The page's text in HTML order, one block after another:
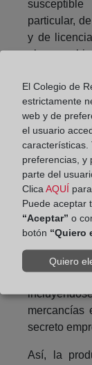
particular,
y de
alcance
Define, por
obtención,
tutela y por
medidas
otro, las
secretos
mercancías
secreto
Así, la
El Colegio de
estrictamente
web y de
el usuario
características.
preferencias, y
parte del
Clica AQUÍ
Puede aceptar
“Aceptar” o
botón “Quiero
Quiero